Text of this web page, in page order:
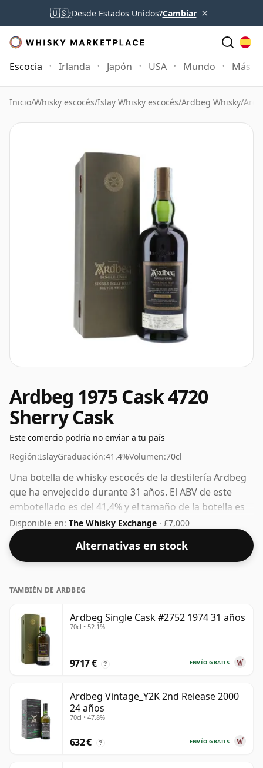
🇺🇸¿Desde Estados Unidos?Cambiar ×
Escocia Irlanda Japón USA Mundo Más
Inicio/Whisky escocés/Islay Whisky escocés/Ardbeg Whisky/
Ardbeg 1975 Cask 4720
Sherry Cask
Este comercio podría no enviar a tu país
Región:IslayGraduación:41.4%Volumen:70cl
Una botella de whisky escocés de la destilería Ardbeg
que ha envejecido durante 31 años. El ABV de este
embotellado es del 41,4% y el tamaño de la botella es
estándar de 70 cl.
Disponible en: The Whisky Exchange · £7,000
Alternativas en stock
TAMBIÉN DE ARDBEG
Ardbeg Single Cask #2752 1974 31 años
70cl • 52.1%
ENVÍO GRATIS
9717 € ?
Ardbeg Vintage_Y2K 2nd Release 2000
24 años
70cl • 47.8%
ENVÍO GRATIS
632 € ?